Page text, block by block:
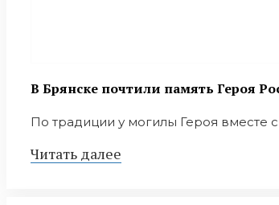
В Брянске почтили память Героя
По традиции у могилы Героя вместе
Читать далее